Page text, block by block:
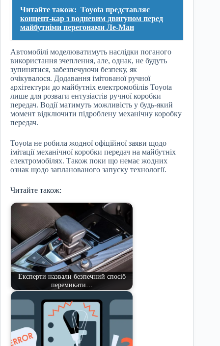
Читайте також: Toyota представляє
концепт-кар з водневим двигуном перед
майбутніми перегонами Ле-Ман
Автомобілі моделюватимуть наслідки поганого
використання зчеплення, але, однак, не будуть
зупинятися, забезпечуючи безпеку, як
очікувалося. Додавання імітованої ручної
архітектури до майбутніх електромобілів Toyota
лише для розваги ентузіастів ручної коробки
передач. Водії матимуть можливість у будь-який
момент відключити підроблену механічну коробку
передач.
Toyota не робила жодної офіційної заяви щодо
імітації механічної коробки передач на майбутніх
електромобілях. Також поки що немає жодних
ознак щодо запланованого запуску технології.
Читайте також:
Експерти назвали безпечний спосіб
перемикати…